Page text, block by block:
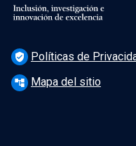
verified_user Políticas de
account_tree Mapa del sitio